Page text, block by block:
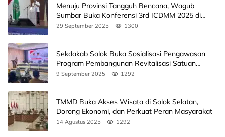
Menuju Provinsi Tangguh Bencana, Wagub
Sumbar Buka Konferensi 3rd ICDMM 2025 di
Unand
29 September 2025 1300
Sekdakab Solok Buka Sosialisasi Pengawasan
Program Pembangunan Revitalisasi Satuan
Pendidikan
9 September 2025 1292
TMMD Buka Akses Wisata di Solok Selatan,
Dorong Ekonomi, dan Perkuat Peran Masyarakat
14 Agustus 2025 1292